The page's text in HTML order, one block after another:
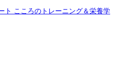
ト こころのトレーニング＆栄養学